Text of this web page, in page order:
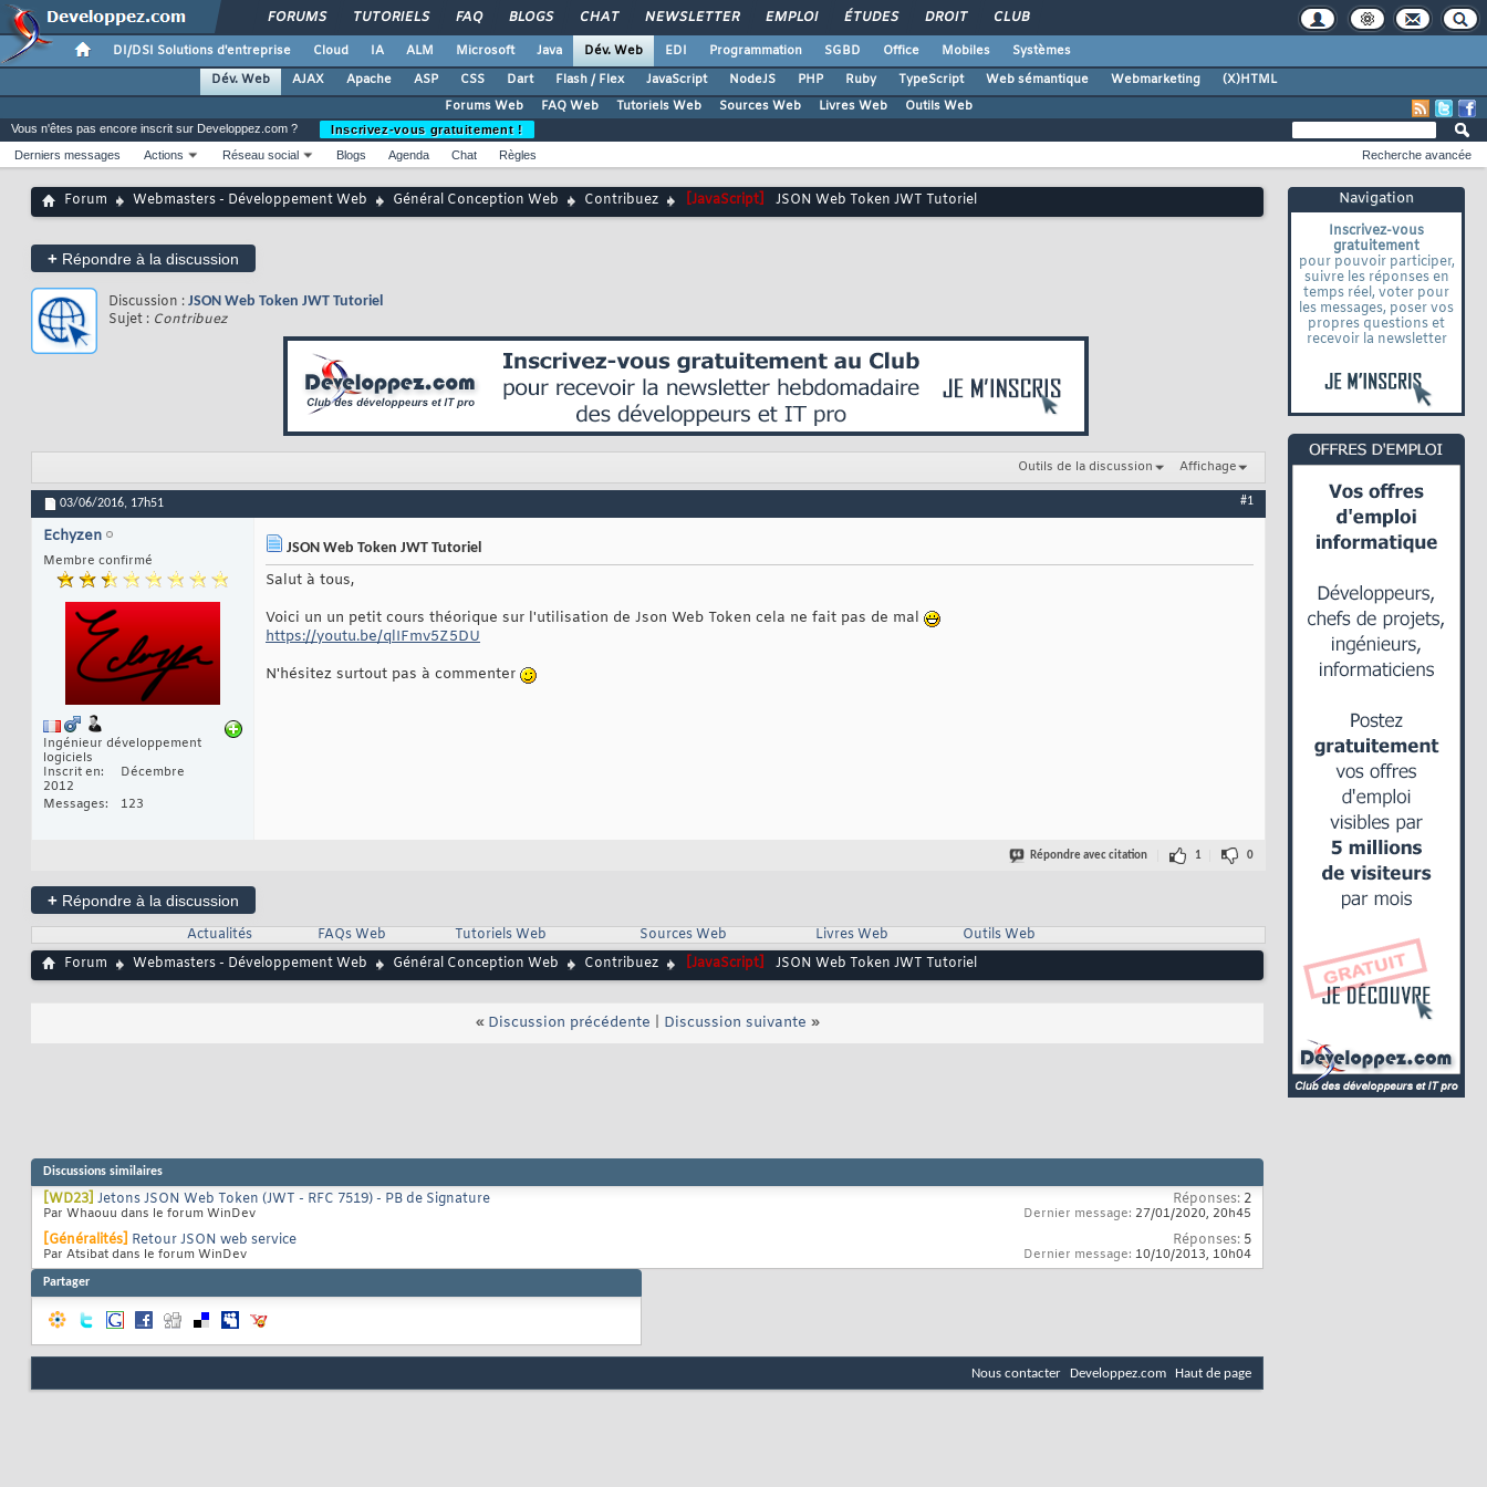
FORUMS TUTORIELS FAQ BLOGS CHAT NEWSLETTER EMPLOI ÉTUDES DROIT CLUB
DI/DSI Solutions d'entreprise Cloud IA ALM Microsoft Java Dév. Web EDI Programmation SGBD Office Mobiles
Systèmes
Dév. Web
AJAX Apache ASP CSS Dart Flash / Flex JavaScript NodeJS PHP Ruby TypeScript Web sémantique Webmarketing
(X)HTML
Forums Web
FAQ Web Tutoriels Web Sources Web Livres Web Outils Web
Navigation
Inscrivez-vous
gratuitement
pour pouvoir participer,
suivre les réponses en
temps réel, voter pour
les messages, poser vos
propres questions et
recevoir la newsletter
Vous n'êtes pas encore inscrit sur Developpez.com ?
Inscrivez-vous gratuitement !
Derniers messages
Actions Réseau social Blogs Agenda Chat Règles Recherche avancée
Forum Webmasters - Développement Web Général Conception Web Contribuez [JavaScript] JSON Web Token JWT Tutoriel
+ Répondre à la discussion
Discussion : JSON Web Token JWT Tutoriel
Sujet : Contribuez
Outils de la discussion Affichage
03/06/2016, 17h51 #1
Echyzen
Membre confirmé
Ingénieur développement
logiciels
Inscrit en
Décembre
2012
Messages
123
JSON Web Token JWT Tutoriel
Salut à tous,
Voici un un petit cours théorique sur l'utilisation de Json Web Token cela ne fait pas de mal
https://youtu.be/qlIFmv5Z5DU
N'hésitez surtout pas à commenter
Répondre avec citation 1 0
+ Répondre à la discussion
Actualités
FAQs Web Tutoriels Web Sources Web Livres Web
Outils Web
Forum
Webmasters - Développement Web Général Conception Web Contribuez [JavaScript] JSON Web Token JWT Tutoriel
« Discussion précédente Discussion suivante »
Discussions similaires
[WD23] Jetons JSON Web Token (JWT - RFC 7519) - PB de Signature
Par Whaouu dans le forum WinDev
Réponses: 2
Dernier message: 27/01/2020, 20h45
[Généralités] Retour JSON web service
Par Atsibat dans le forum WinDev
Réponses: 5
Dernier message: 10/10/2013, 10h04
Partager
Nous contacter Developpez.com Haut de page